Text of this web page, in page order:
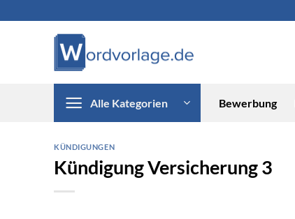
Alle Kategorien Bewerbung
KÜNDIGUNGEN
Kündigung Versicherung 3